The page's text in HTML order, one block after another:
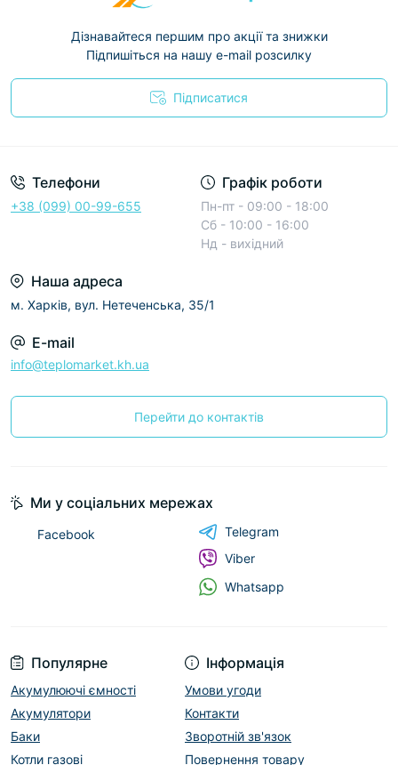
Дізнавайтеся першим про акції та знижки
Підпишіться на нашу e-mail розсилку
Підписатися
Телефони
+38 (099) 00-99-655
Графік роботи
Пн-пт - 09:00 - 18:00
Сб - 10:00 - 16:00
Нд - вихідний
Наша адреса
м. Харків, вул. Нетеченська, 35/1
E-mail
info@teplomarket.kh.ua
Перейти до контактів
Популярне
Акумулюючі ємності
Акумулятори
Баки
Котли газові
Інформація
Умови угоди
Контакти
Зворотній зв'язок
Повернення товару
Ми у соціальних мережах
Facebook
Telegram
Viber
Whatsapp